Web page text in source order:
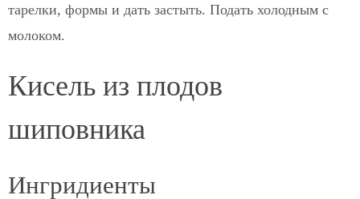
тарелки, формы и дать застыть. Подать холодным с
молоком.
Кисель из плодов
шиповника
Ингридиенты